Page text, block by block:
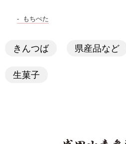
もちぺた
きんつば 県産品など
生菓子